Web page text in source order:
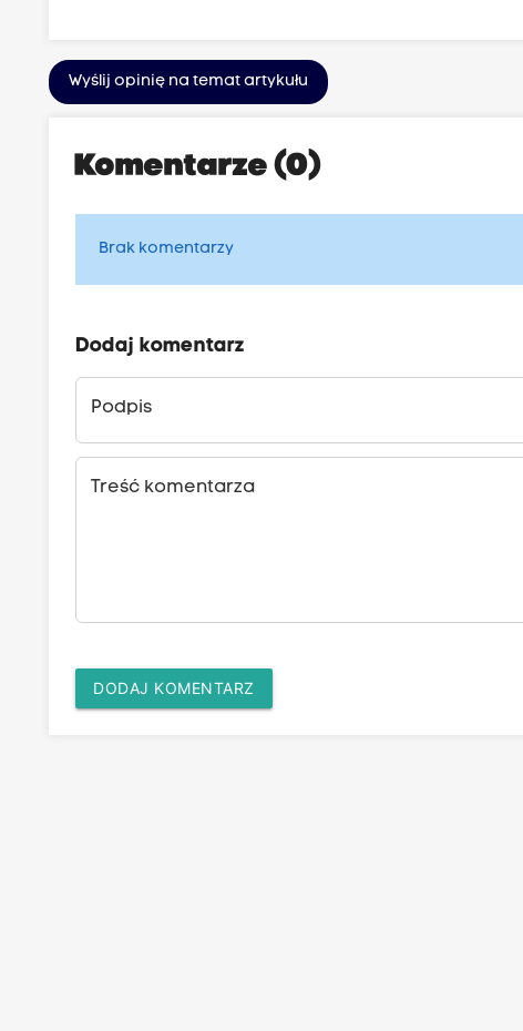
Wyślij opinię na temat artykułu
Komentarze (0)
Brak komentarzy
Dodaj komentarz
Podpis
Treść komentarza
DODAJ KOMENTARZ